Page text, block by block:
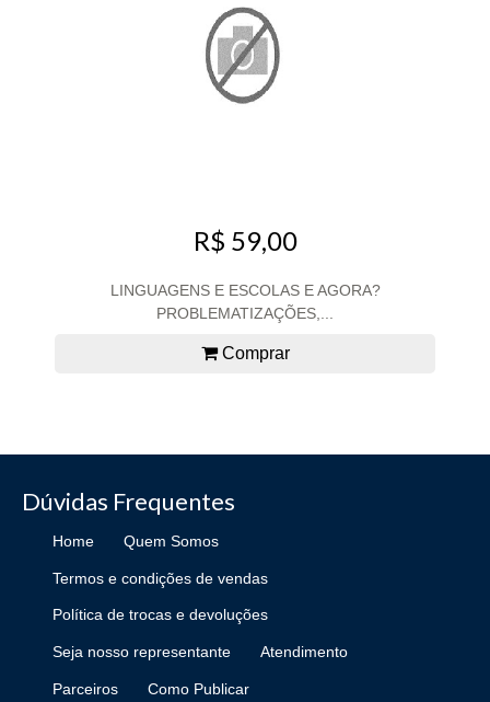
R$ 59,00
LINGUAGENS E ESCOLAS E AGORA?
PROBLEMATIZAÇÕES,...
Comprar
Dúvidas Frequentes
Home Quem Somos
Termos e condições de vendas
Política de trocas e devoluções
Seja nosso representante Atendimento
Parceiros Como Publicar